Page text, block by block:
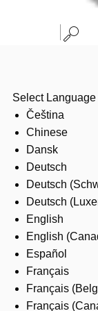
Select Language
Čeština
Chinese
Dansk
Deutsch
Deutsch
Deutsch
English
English
Español
Français
Français
Français